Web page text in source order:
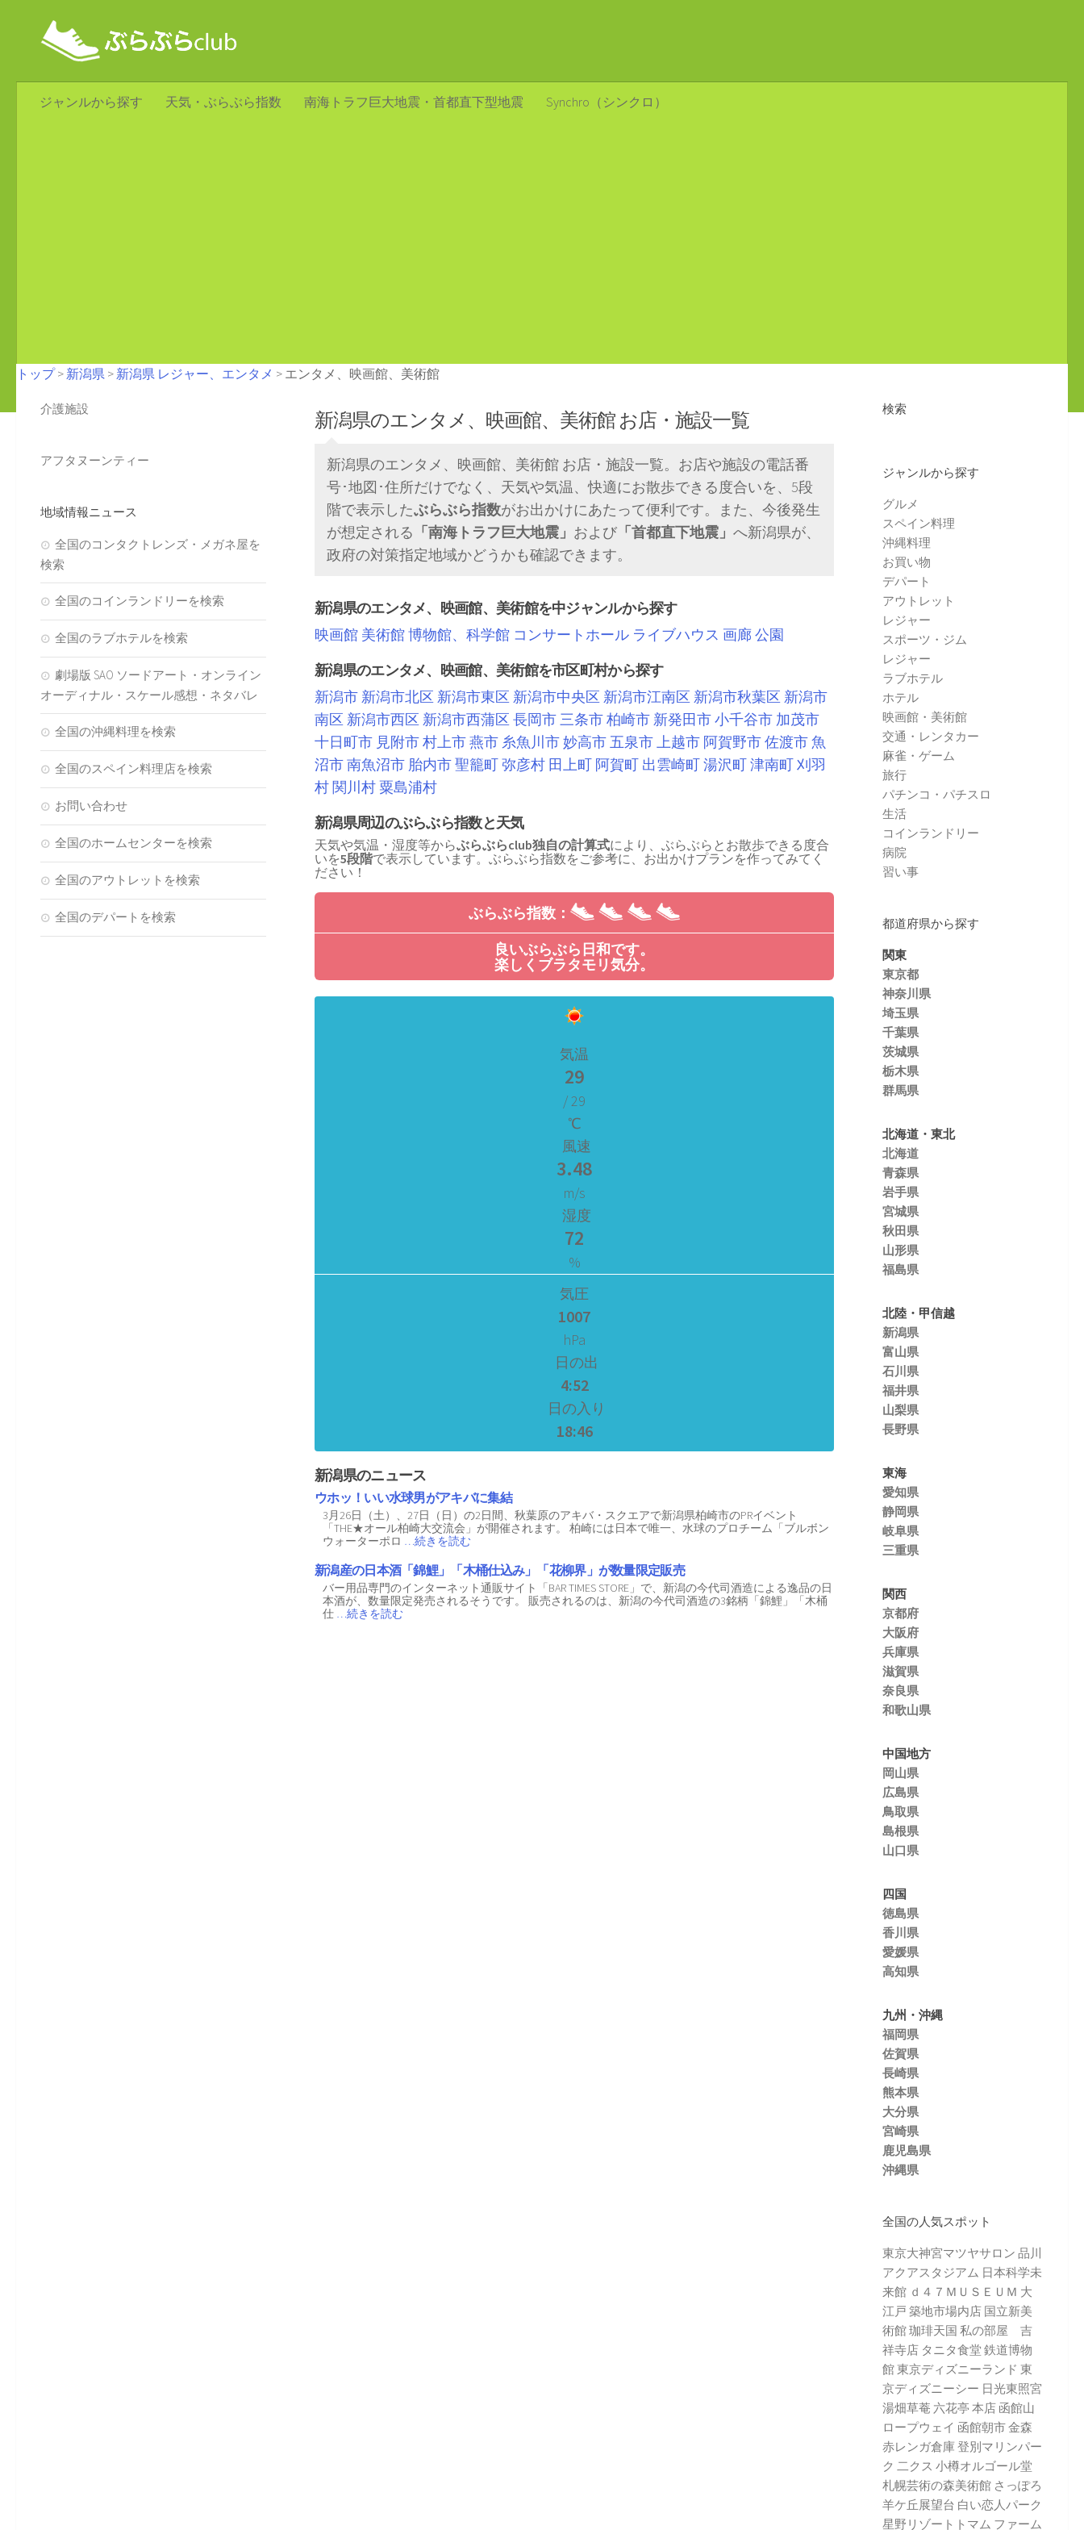
ジャンルから探す 天気・ぶらぶら指数 南海トラフ巨大地震・首都直下型地震 Synchro（シンクロ）
トップ > 新潟県 > 新潟県 レジャー、エンタメ > エンタメ、映画館、美術館
新潟県のエンタメ、映画館、美術館 お店・施設一覧
新潟県のエンタメ、映画館、美術館 お店・施設一覧。お店や施設の電話番
号･地図･住所だけでなく、天気や気温、快適にお散歩できる度合いを、5段
階で表示したぶらぶら指数がお出かけにあたって便利です。また、今後発生
が想定される 「南海トラフ巨大地震」 および 「首都直下地震」 へ新潟県が、
政府の対策指定地域かどうかも確認できます。
新潟県のエンタメ、映画館、美術館を中ジャンルから探す
映画館 美術館博物館、科学館 コンサートホール ライブハウス 画廊公園
新潟県のエンタメ、映画館、美術館を市区町村から探す
新潟市 新潟市北区 新潟市東区 新潟市中央区 新潟市江南区 新潟市秋葉区 新潟市
南区 新潟市西区 新潟市西蒲区 長岡市三条市柏崎市 新発田市小千谷市 加茂市
十日町市 見附市村上市燕市 糸魚川市妙高市五泉市上越市 阿賀野市佐渡市魚
沼市南魚沼市 胎内市聖籠町弥彦村 田上町 阿賀町 出雲崎町湯沢町津南町刈羽
村関川村粟島浦村
新潟県周辺のぶらぶら指数と天気
天気や気温・湿度等からぶらぶらclub独自の計算式により、ぶらぶらとお散歩できる度合
いを5段階で表示しています。ぶらぶら指数をご参考に、お出かけプランを作ってみてく
ださい！
ぶらぶら指数：
良いぶらぶら日和です。
楽しくブラタモリ気分。
気温
29
/ 29
℃
風速
3.48
m/s
湿度
72
%
気圧
1007
hPa
日の出
4:52
日の入り
18:46
新潟県のニュース
ウホッ！いい水球男がアキバに集結
3月26日（土）、27日（日）の2日間、秋葉原のアキバ・スクエアで新潟県柏崎市のPRイベント
「THE★オール柏崎大交流会」が開催されます。 柏崎には日本で唯一、水球のプロチーム「ブルボン
ウォーターポロ
…続きを読む
新潟産の日本酒「錦鯉」「木桶仕込み」「花柳界」が数量限定販売
バー用品専門のインターネット通販サイト「BAR TIMES STORE」で、新潟の今代司酒造による逸品の日
本酒が、数量限定発売されるそうです。 販売されるのは、新潟の今代司酒造の3銘柄「錦鯉」「木桶
仕 …続きを読む
介護施設
アフタヌーンティー
地域情報ニュース
全国のコンタクトレンズ・メガネ屋を
検索
全国のコインランドリーを検索
全国のラブホテルを検索
劇場版 SAO ソードアート・オンライン
オーディナル・スケール感想・ネタバレ
全国の沖縄料理を検索
全国のスペイン料理店を検索
お問い合わせ
全国のホームセンターを検索
全国のアウトレットを検索
全国のデパートを検索
検索
ジャンルから探す
グルメ
スペイン料理
沖縄料理
お買い物
デパート
アウトレット
レジャー
スポーツ・ジム
レジャー
ラブホテル
ホテル
映画館・美術館
交通・レンタカー
麻雀・ゲーム
旅行
パチンコ・パチスロ
生活
コインランドリー
病院
習い事
都道府県から探す
関東
東京都
神奈川県
埼玉県
千葉県
茨城県
栃木県
群馬県
北海道・東北
北海道
青森県
岩手県
宮城県
秋田県
山形県
福島県
北陸・甲信越
新潟県
富山県
石川県
福井県
山梨県
長野県
東海
愛知県
静岡県
岐阜県
三重県
関西
京都府
大阪府
兵庫県
滋賀県
奈良県
和歌山県
中国地方
岡山県
広島県
鳥取県
島根県
山口県
四国
徳島県
香川県
愛媛県
高知県
九州・沖縄
福岡県
佐賀県
長崎県
熊本県
大分県
宮崎県
鹿児島県
沖縄県
全国の人気スポット
東京大神宮マツヤサロン 品川
アクアスタジアム 日本科学未
来館 ｄ４７ＭＵＳＥＵＭ 大
江戸 築地市場内店 国立新美
術館珈琲天国 私の部屋 吉
祥寺店 タニタ食堂 鉄道博物
館東京ディズニーランド 東
京ディズニーシー 日光東照宮
湯畑草菴 六花亭 本店 函館山
ロープウェイ 函館朝市金森
赤レンガ倉庫登別マリンパー
ク 二クス 小樽オルゴール堂
札幌芸術の森美術館 さっぽろ
羊ケ丘展望台 白い恋人パーク
星野リゾートトマム ファーム